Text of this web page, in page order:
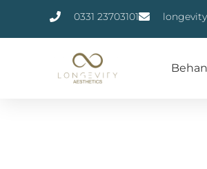
0331 23703101